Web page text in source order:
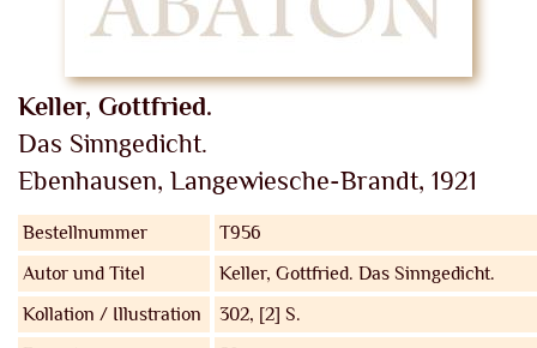
Keller, Gottfried.
Das Sinngedicht.
Ebenhausen, Langewiesche-Brandt, 1921
Bestellnummer
T956
Autor und Titel
Keller, Gottfried. Das Sinngedicht.
Kollation / Illustration
302, [2] S.